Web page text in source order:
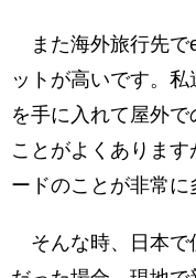
また海外旅行先
ットが高いです。
を手に入れて屋外
ことがよくありま
ードのことが非常に
そんな時、日本